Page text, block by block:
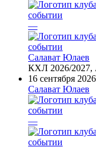
—
Салават Юлаев
КХЛ 2026/2027,
16 сентября 2026
Салават Юлаев
—